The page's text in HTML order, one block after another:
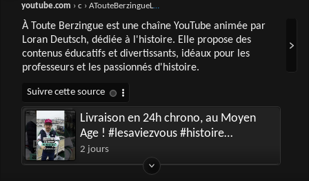
youtube.com › c › ATouteBerzingueLor%C3%A0ntDeutsch
À Toute Berzingue est une chaîne YouTube animée par
Loran Deutsch, dédiée à l'histoire. Elle propose des
contenus éducatifs et divertissants, idéaux pour les
professeurs et les passionnés d'histoire.
Livraison en 24h chrono, au Moyen
Age ! #lesaviezvous #histoire
#anecdote
2 jours